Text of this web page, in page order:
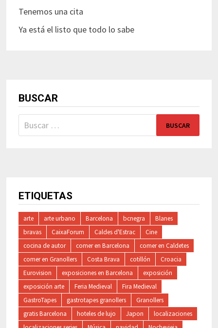
Tenemos una cita
Ya está el listo que todo lo sabe
BUSCAR
Buscar:
ETIQUETAS
arte arte urbano Barcelona bcnegra
Blanes
bravas
CaixaForum Caldes d'Estrac
Cine
cocina de autor
comer en Barcelona
comer en Caldetes
comer en Granollers
Costa Brava cotillón
Croacia
Eurovision
exposiciones en Barcelona
exposición
exposición arte
Feria Medieval
Fira Medieval
GastroTapes
gastrotapes granollers
Granollers
gratis Barcelona
hoteles de lujo Japon
localizaciones